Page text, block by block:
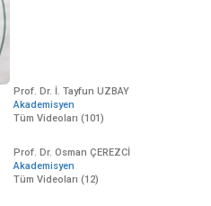
Prof. Dr. İ. Tayfun UZBAY
Akademisyen
Tüm Videoları (101)
Prof. Dr. Osman ÇEREZCİ
Akademisyen
Tüm Videoları (12)